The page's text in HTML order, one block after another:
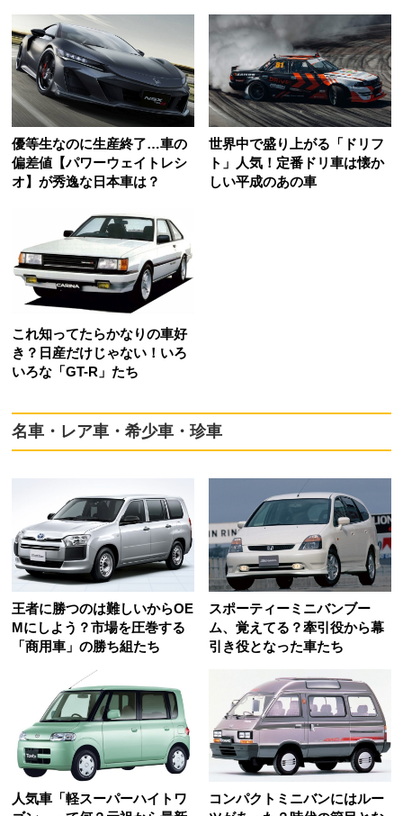
優等生なのに生産終了…車の
偏差値【パワーウェイトレシ
オ】が秀逸な日本車は？
世界中で盛り上がる「ドリフ
ト」人気！定番ドリ車は懐か
しい平成のあの車
これ知ってたらかなりの車好
き？日産だけじゃない！いろ
いろな「GT-R」たち
名車・レア車・希少車・珍車
王者に勝つのは難しいからOE
Mにしよう？市場を圧巻する
「商用車」の勝ち組たち
スポーティーミニバンブー
ム、覚えてる？牽引役から幕
引き役となった車たち
人気車「軽スーパーハイトワ
コンパクトミニバンにはルー